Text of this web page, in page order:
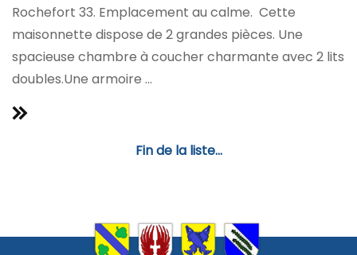
Rochefort 33. Emplacement au calme. Cette
maisonnette dispose de 2 grandes pièces. Une
spacieuse chambre à coucher charmante avec 2 lits
doubles.Une armoire ...
Fin de la liste...